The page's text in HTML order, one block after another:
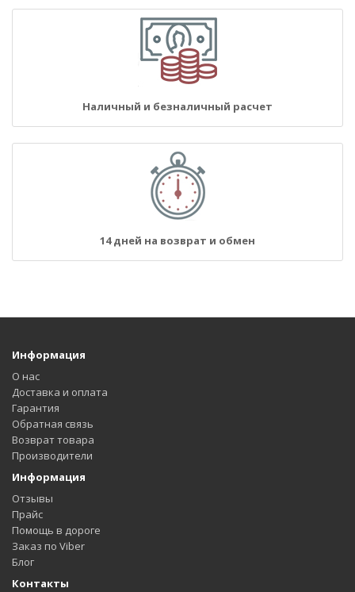
Наличный и безналичный расчет
14 дней на возврат и обмен
Информация
О нас
Доставка и оплата
Гарантия
Обратная связь
Возврат товара
Производители
Информация
Отзывы
Прайс
Помощь в дороге
Заказ по Viber
Блог
Контакты